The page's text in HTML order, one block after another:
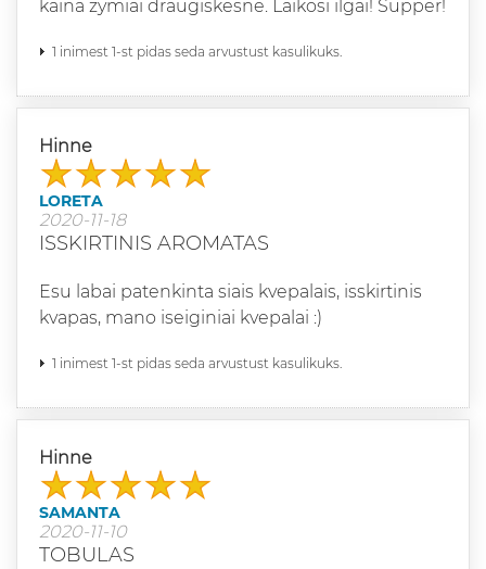
kaina zymiai draugiskesne. Laikosi ilgai! Supper!
1 inimest 1-st pidas seda arvustust kasulikuks.
Hinne
LORETA
2020-11-18
ISSKIRTINIS AROMATAS
Esu labai patenkinta siais kvepalais, isskirtinis
kvapas, mano iseiginiai kvepalai :)
1 inimest 1-st pidas seda arvustust kasulikuks.
Hinne
SAMANTA
2020-11-10
TOBULAS